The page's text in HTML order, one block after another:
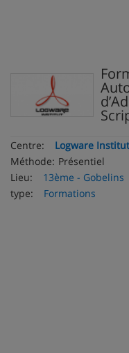
Centre:
Logware Institut
Méthode: Présentiel
Lieu:
13ème - Gobelins
type:
Formations